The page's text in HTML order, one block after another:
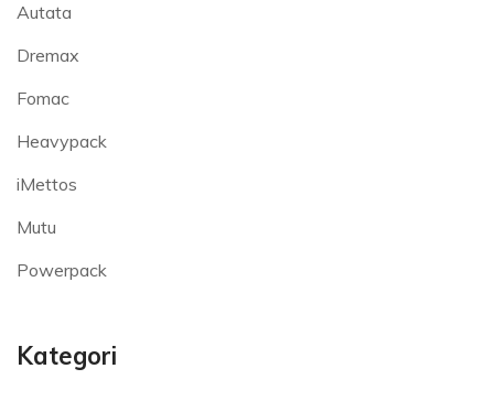
Autata
Dremax
Fomac
Heavypack
iMettos
Mutu
Powerpack
Kategori